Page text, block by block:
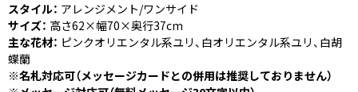
スタイル： アレンジメント/ワンサイド
サイズ： 高さ62×幅70×奥行37cm
主な花材： ピンクオリエンタル系ユリ、白オリエンタル系ユリ、白胡
蝶蘭
※名札対応可（メッセージカードとの併用は推奨しておりません）